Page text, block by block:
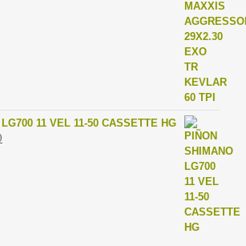
11 VEL 11-50 CASSETTE HG